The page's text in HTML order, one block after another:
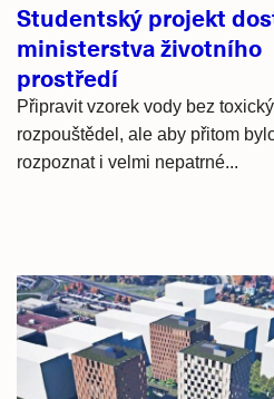
Studentský projekt
ministerstva životního
prostředí
Připravit vzorek vody bez
rozpouštědel, ale aby přitom
rozpoznat i velmi nepatrné...
Hlavní
novinky